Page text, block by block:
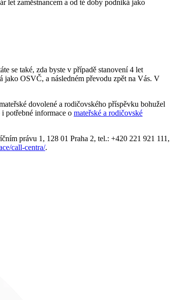
let zaměstnancem a od té doby podniká jako
se také, zda byste v případě stanovení 4 let
jako OSVČ, a následném převodu zpět na Vás. V
dovolené a rodičovského příspěvku bohužel
potřebné informace o mateřské a rodičovské
právu 1, 128 01 Praha 2, tel.: +420 221 921 111,
call-centra/.